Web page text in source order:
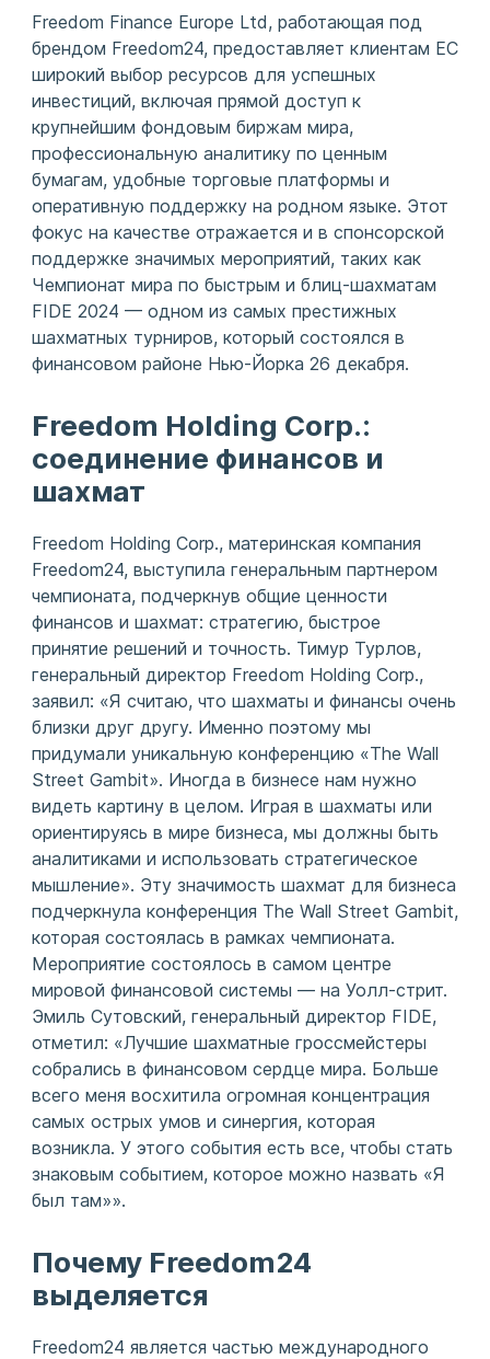
Freedom Finance Europe Ltd, работающая под
брендом Freedom24, предоставляет клиентам ЕС
широкий выбор ресурсов для успешных
инвестиций, включая прямой доступ к
крупнейшим фондовым биржам мира,
профессиональную аналитику по ценным
бумагам, удобные торговые платформы и
оперативную поддержку на родном языке. Этот
фокус на качестве отражается и в спонсорской
поддержке значимых мероприятий, таких как
Чемпионат мира по быстрым и блиц-шахматам
FIDE 2024 — одном из самых престижных
шахматных турниров, который состоялся в
финансовом районе Нью-Йорка 26 декабря.
Freedom Holding Corp.:
соединение финансов и
шахмат
Freedom Holding Corp., материнская компания
Freedom24, выступила генеральным партнером
чемпионата, подчеркнув общие ценности
финансов и шахмат: стратегию, быстрое
принятие решений и точность. Тимур Турлов,
генеральный директор Freedom Holding Corp.,
заявил: «Я считаю, что шахматы и финансы очень
близки друг другу. Именно поэтому мы
придумали уникальную конференцию «The Wall
Street Gambit». Иногда в бизнесе нам нужно
видеть картину в целом. Играя в шахматы или
ориентируясь в мире бизнеса, мы должны быть
аналитиками и использовать стратегическое
мышление». Эту значимость шахмат для бизнеса
подчеркнула конференция The Wall Street Gambit,
которая состоялась в рамках чемпионата.
Мероприятие состоялось в самом центре
мировой финансовой системы — на Уолл-стрит.
Эмиль Сутовский, генеральный директор FIDE,
отметил: «Лучшие шахматные гроссмейстеры
собрались в финансовом сердце мира. Больше
всего меня восхитила огромная концентрация
самых острых умов и синергия, которая
возникла. У этого события есть все, чтобы стать
знаковым событием, которое можно назвать «Я
был там»».
Почему Freedom24
выделяется
Freedom24 является частью международного